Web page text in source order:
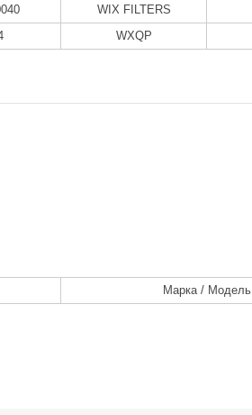
WIX FILTERS
WXQP
Марка / Модель